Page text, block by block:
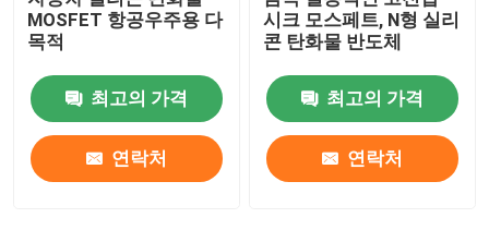
MOSFET 항공우주용 다
목적
최고의 가격
연락처
시크 모스페트, N형 실리
콘 탄화물 반도체
최고의 가격
연락처